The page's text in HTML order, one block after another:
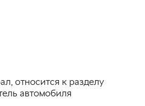
относится к разделу
автомобиля